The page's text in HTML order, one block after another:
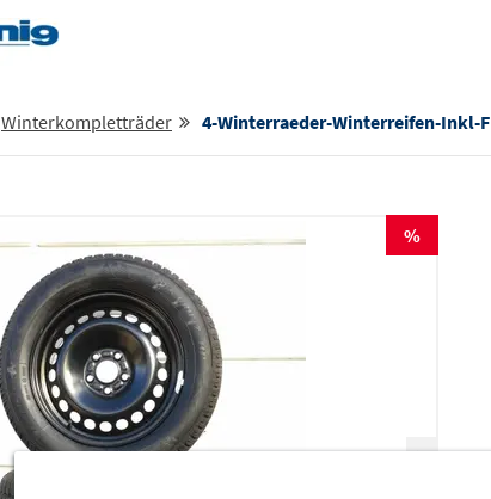
Winterkompletträder 4-Winterraeder-Winterreifen-Inkl-Felgen-Ford-Tourneo-Transit-Connect-205-60-R16-96h-Fulda-Rdks-71866827
%